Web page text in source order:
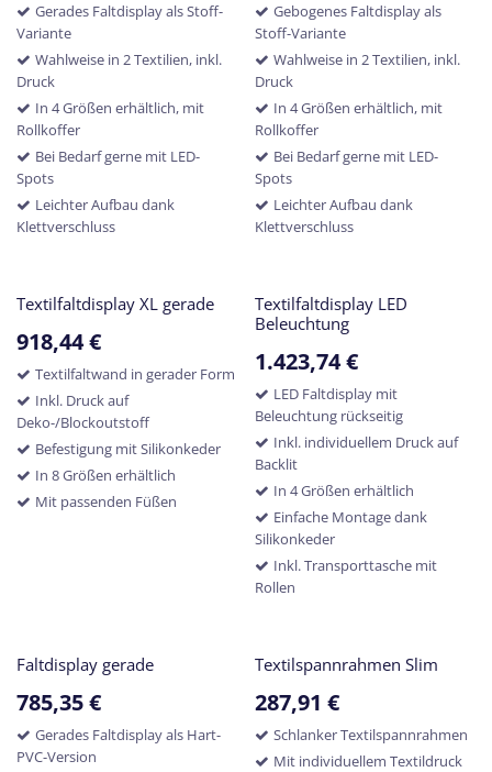
Gerades Faltdisplay als Stoff-
Variante
Wahlweise in 2 Textilien, inkl.
Druck
In 4 Größen erhältlich, mit
Rollkoffer
Bei Bedarf gerne mit LED-
Spots
Leichter Aufbau dank
Klettverschluss
Gebogenes Faltdisplay als
Stoff-Variante
Wahlweise in 2 Textilien, inkl.
Druck
In 4 Größen erhältlich, mit
Rollkoffer
Bei Bedarf gerne mit LED-
Spots
Leichter Aufbau dank
Klettverschluss
Textilfaltdisplay XL gerade
918,44€
Textilfaltwand in gerader Form
Inkl. Druck auf
Deko-/Blockoutstoff
Befestigung mit Silikonkeder
In 8 Größen erhältlich
Mit passenden Füßen
Textilfaltdisplay LED
Beleuchtung
1.423,74€
LED Faltdisplay mit
Beleuchtung rückseitig
Inkl. individuellem Druck auf
Backlit
In 4 Größen erhältlich
Einfache Montage dank
Silikonkeder
Inkl. Transporttasche mit
Rollen
Faltdisplay gerade
785,35€
Gerades Faltdisplay als Hart-
PVC-Version
Textilspannrahmen Slim
287,91 €
Schlanker Textilspannrahmen
Mit individuellem Textildruck